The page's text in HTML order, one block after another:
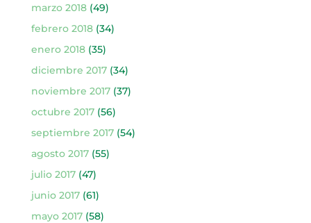
marzo 2018(49)
febrero 2018(34)
enero 2018(35)
diciembre 2017(34)
noviembre 2017(37)
octubre 2017(56)
septiembre 2017(54)
agosto 2017(55)
julio 2017(47)
junio 2017(61)
mayo 2017(58)